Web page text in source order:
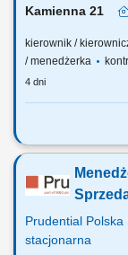
Kamienna 21
kierownik /
/ menedżerka
4 dni
Twój zakres
Planowania
Konsultantów w
Prudential Polska
stacjonarna